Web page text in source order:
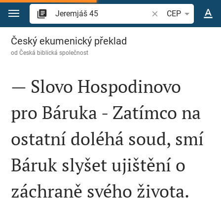
Přejít na obsah
Vyhledat biblický
CEP
Jeremjáš 45
Český ekumenický překlad
odČeská biblická společnost
— Slovo Hospodinovo
pro Báruka - Zatímco na
ostatní doléhá soud, smí
Báruk slyšet ujištění o
záchraně svého života.